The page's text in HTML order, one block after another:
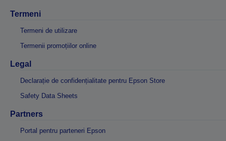
Termeni
Termeni de utilizare
Termenii promoțiilor online
Legal
Declarație de confidențialitate pentru Epson Store
Safety Data Sheets
Partners
Portal pentru parteneri Epson